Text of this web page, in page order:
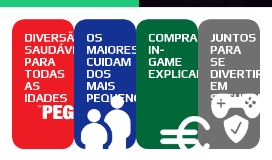
DIVERSÃO
SAUDÁVEL
PARA
TODAS
AS
IDADES
OS
MAIORES
CUIDAM
DOS
MAIS
PEQUENOS
COMPRAS
IN-
GAME
EXPLICADAS
JUNTOS
PARA
SE
EM